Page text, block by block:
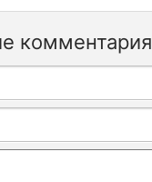
комментария